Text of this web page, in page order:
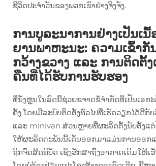
ຊີວິດປະຈຳວັນຂອງພວກເຂົາຢ່າງຈິງຈັງ.
ການບູລະນາການຢ່າງເປັນເນື້
ຍານພາຫະນະ: ຄວາມເຂົ້າກັ
ກວ້າງຂວາງ ແລະ ການຕິດຕັ້
ຄືນທີ່ໄດ້ຮັບການຮັບຮອງ
ທີ່ນັ່ງຫຼຸນໃນລົດນີ້ຊ່ວຍຂຈາດຂໍ້ຈຳກັດທີ່ເປັນເອກ
ຄັ້ງ ໂດຍມີລະບົບຕິດຕັ້ງທົ່ວໄປທີ່ເຮັດວຽກໄດ້ດີກັ
ແລະ minivan ສ່ວນຫຼາຍທີ່ຜະລິດຕັ້ງນັບຕັ້ງແຕ່
ໃຫ້ຜະລິດຕະພັນນີ້ເດັ່ນອອກມາແມ່ນການອອກ
ຖືກຈົດສິດທິບັດ ເຊິ່ງຮັກສາຖົງອາກາດເດີມໃຫ້ເ